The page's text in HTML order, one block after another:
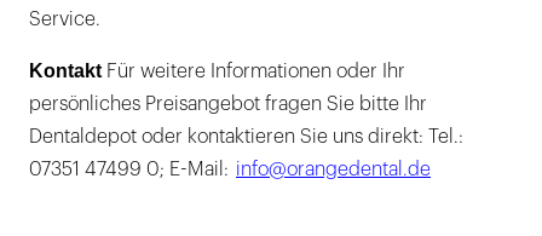
Service.
Kontakt Für weitere Informationen oder Ihr
persönliches Preisangebot fragen Sie bitte Ihr
Dentaldepot oder kontaktieren Sie uns direkt: Tel.:
07351 47499 0; E-Mail: info@orangedental.de